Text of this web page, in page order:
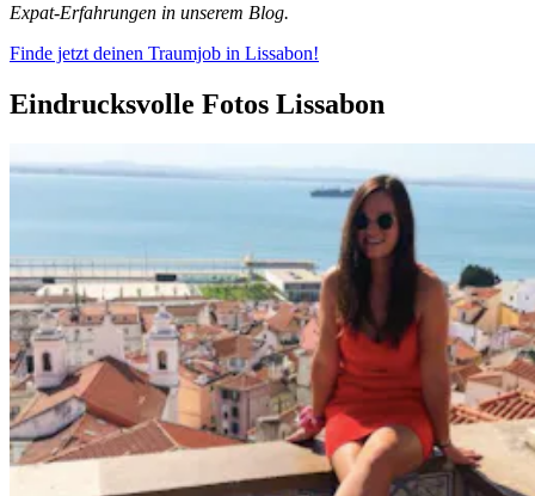
Expat-Erfahrungen in unserem Blog.
Finde jetzt deinen Traumjob in Lissabon!
Eindrucksvolle Fotos Lissabon